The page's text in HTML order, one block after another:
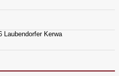
Laubendorfer Kerwa